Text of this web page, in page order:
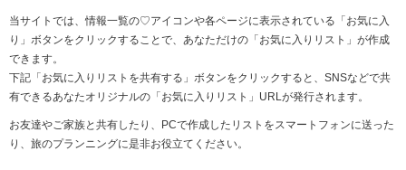
当サイトでは、情報一覧の♡アイコンや各ページに表示されている「お気に入
り」ボタンをクリックすることで、あなただけの「お気に入りリスト」が作成
できます。
下記「お気に入りリストを共有する」ボタンをクリックすると、SNSなどで共
有できるあなたオリジナルの「お気に入りリスト」URLが発行されます。
お友達やご家族と共有したり、PCで作成したリストをスマートフォンに送った
り、旅のプランニングに是非お役立てください。